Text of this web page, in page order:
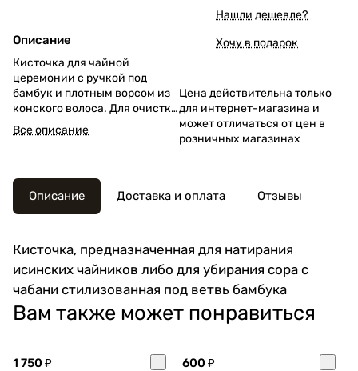
Описание
Кисточка для чайной
церемонии с ручкой под
бамбук и плотным ворсом из
конского волоса. Для очистки
чабани и равномерного
распределения воды.
Все описание
Нашли дешевле?
Хочу в подарок
Цена действительна только
для интернет-магазина и
может отличаться от цен в
розничных магазинах
Описание Доставка и оплата Отзывы
Кисточка, предназначенная для натирания
исинских чайников либо для убирания сора с
чабани стилизованная под ветвь бамбука
Вам также может понравиться
1 750 ₽ 600 ₽